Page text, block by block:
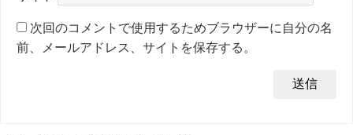
次回のコメントで使用するためブラウザーに自分の名
前、メールアドレス、サイトを保存する。